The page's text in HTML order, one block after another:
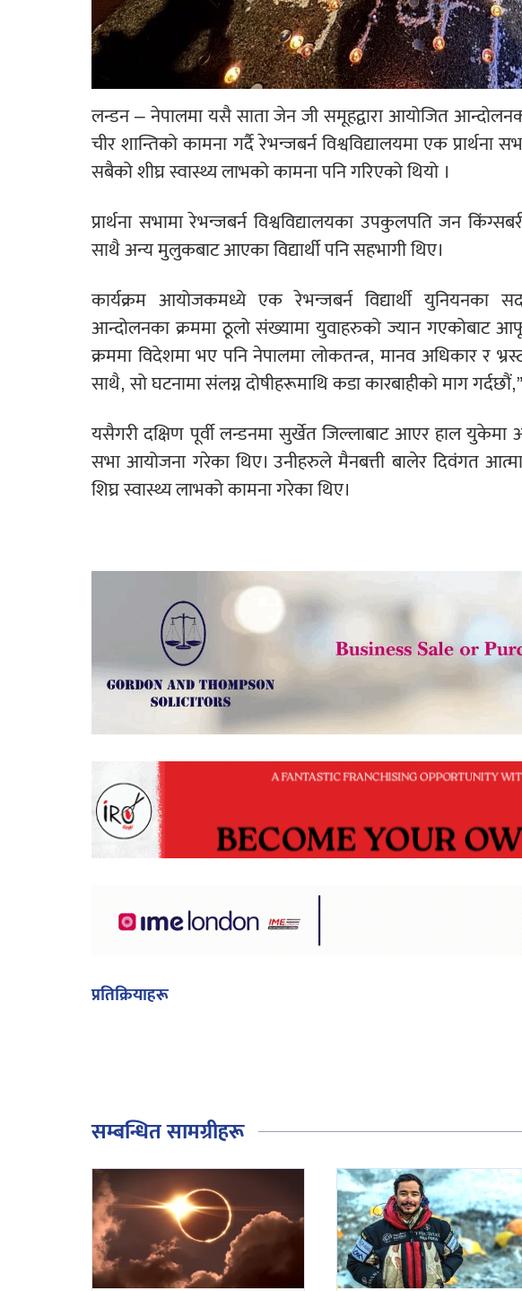
लन्डन – नेपालमा यसै साता जेन जी समूहद्वारा आयोजित
चीर शान्तिको कामना गर्दै रेभन्जबर्न विश्वविद्यालयमा एक
सबैको शीघ्र स्वास्थ्य लाभको कामना पनि गरिएको थियो ।
प्रार्थना सभामा रेभन्जबर्न विश्वविद्यालयका उपकुलपति जन
साथै अन्य मुलुकबाट आएका विद्यार्थी पनि सहभागी थिए।
कार्यक्रम आयोजकमध्ये एक रेभन्जबर्न विद्यार्थी युनियनका
आन्दोलनका क्रममा ठूलो संख्यामा युवाहरुको ज्यान गएकोबाट
क्रममा विदेशमा भए पनि नेपालमा लोकतन्त्र, मानव अधिकार र
साथै, सो घटनामा संलग्न दोषीहरूमाथि कडा कारबाहीको माग
यसैगरी दक्षिण पूर्वी लन्डनमा सुर्खेत जिल्लाबाट आएर हाल
सभा आयोजना गरेका थिए। उनीहरुले मैनबत्ती बालेर दिवंगत
शिघ्र स्वास्थ्य लाभको कामना गरेका थिए।
प्रतिक्रियाहरू
सम्बन्धित सामग्रीहरू